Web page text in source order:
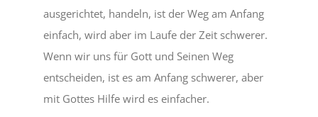
ausgerichtet, handeln, ist der Weg am Anfang
einfach, wird aber im Laufe der Zeit schwerer.
Wenn wir uns für Gott und Seinen Weg
entscheiden, ist es am Anfang schwerer, aber
mit Gottes Hilfe wird es einfacher.